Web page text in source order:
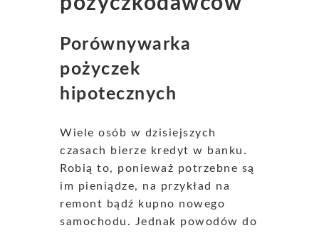
Porównywarka
pożyczek
hipotecznych
Wiele osób w dzisiejszych
czasach bierze kredyt w banku.
Robią to, ponieważ potrzebne są
im pieniądze, na przykład na
remont bądź kupno nowego
samochodu. Jednak powodów do